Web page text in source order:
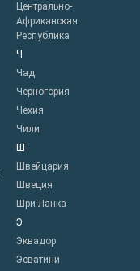
Центрально-
Африканская
Республика
Ч
Чад
Черногория
Чехия
Чили
Ш
Швейцария
Швеция
Шри-Ланка
Э
Эквадор
Эсватини